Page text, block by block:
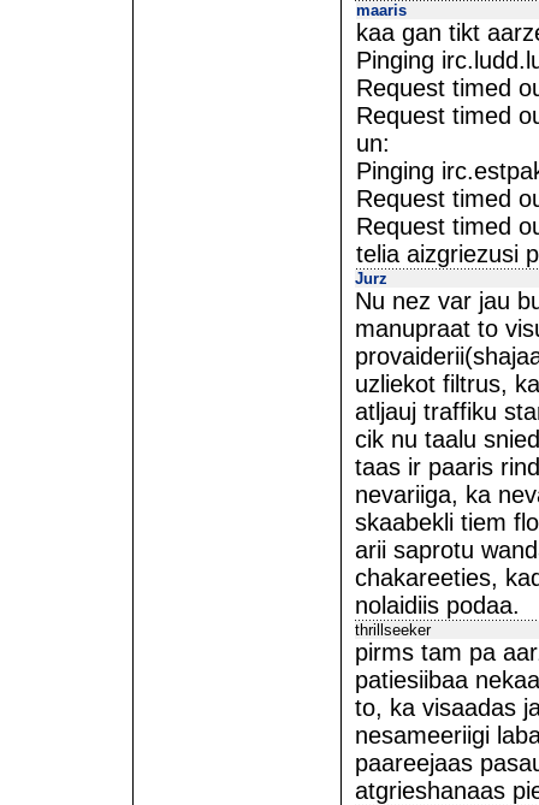
maaris
kaa gan tikt
Pinging
Request timed
Request timed
un:
Pinging
Request timed
Request timed
telia aizgriezusi
Jurz
Nu nez var jau
manupraat to
uzliekot filtrus,
atljauj traffiku
cik nu taalu
taas ir paaris
nevariiga, ka
skaabekli tiem
arii saprotu
chakareeties,
nolaidiis podaa.
thrillseeker
pirms tam pa
patiesiibaa
to, ka visaadas
nesameeriigi
paareejaas
atgrieshanaas